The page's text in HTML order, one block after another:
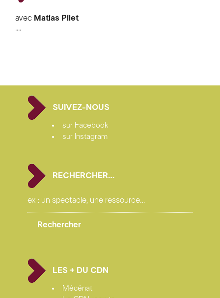
avec Matias Pilet
régie générale
Lazaroo
production déléguée Le Monfort Théâtre
photos © Luis Conde
....
SUIVEZ-NOUS
sur Facebook
sur Instagram
RECHERCHER…
LES + DU CDN
Mécénat